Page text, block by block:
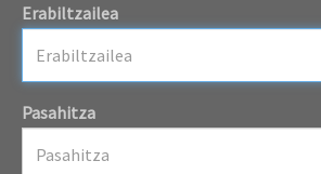
Erabiltzailea
Pasahitza